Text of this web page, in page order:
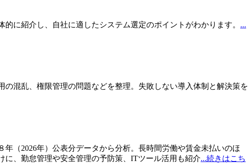
に紹介し、自社に適したシステム選定のポイントがわかります。 ...
混乱、権限管理の問題などを整理。失敗しない導入体制と解決策を
（2026年）公表分データから分析。長時間労働や賃金未払いのほ
、勤怠管理や安全管理の予防策、ITツール活用も紹介...続きはこち